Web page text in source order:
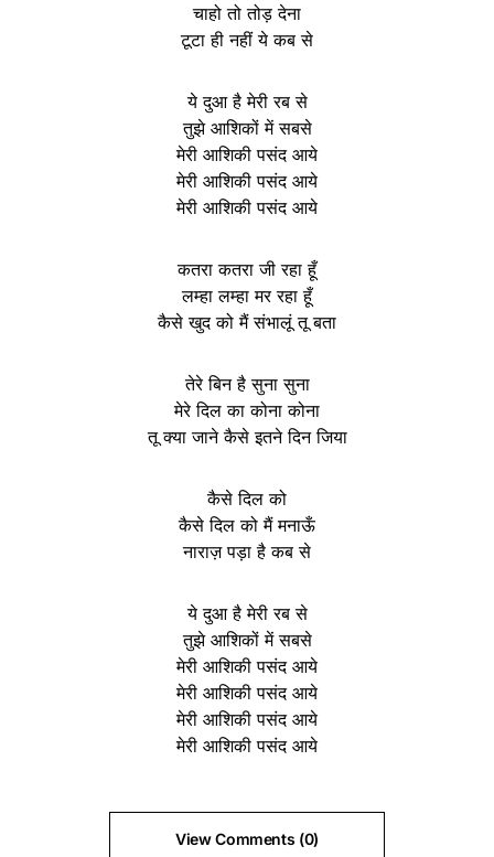
चाहो तो तोड़ देना
टूटा ही नहीं ये कब से
ये दुआ है मेरी रब से
तुझे आशिकों में सबसे
मेरी आशिकी पसंद आये
मेरी आशिकी पसंद आये
मेरी आशिकी पसंद आये
कतरा कतरा जी रहा हूँ
लम्हा लम्हा मर रहा हूँ
कैसे खुद को मैं संभालूं तू बता
तेरे बिन है सुना सुना
मेरे दिल का कोना कोना
तू क्या जाने कैसे इतने दिन जिया
कैसे दिल को
कैसे दिल को मैं मनाऊँ
नाराज़ पड़ा है कब से
ये दुआ है मेरी रब से
तुझे आशिकों में सबसे
मेरी आशिकी पसंद आये
मेरी आशिकी पसंद आये
मेरी आशिकी पसंद आये
मेरी आशिकी पसंद आये
View Comments (0)